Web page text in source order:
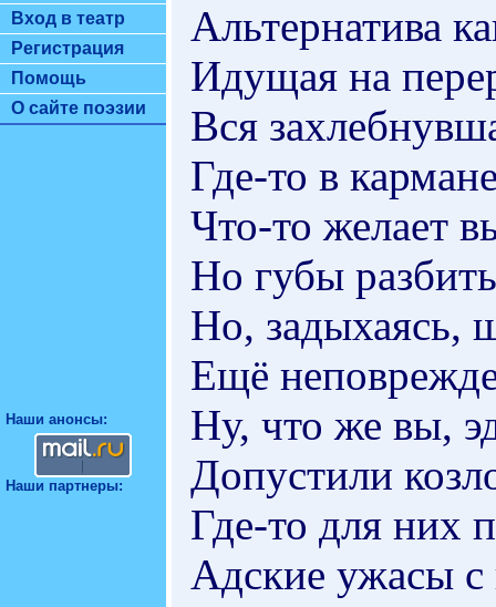
Вход в театр
Регистрация
Помощь
О сайте поэзии
Наши анонсы:
Наши партнеры:
Альтернатива
Идущая на
Вся
Где-то в
Что-то желает
Но губы
Но, задыхаясь,
Ещё
Ну, что же вы,
Допустили
Где-то для них
Адские ужасы